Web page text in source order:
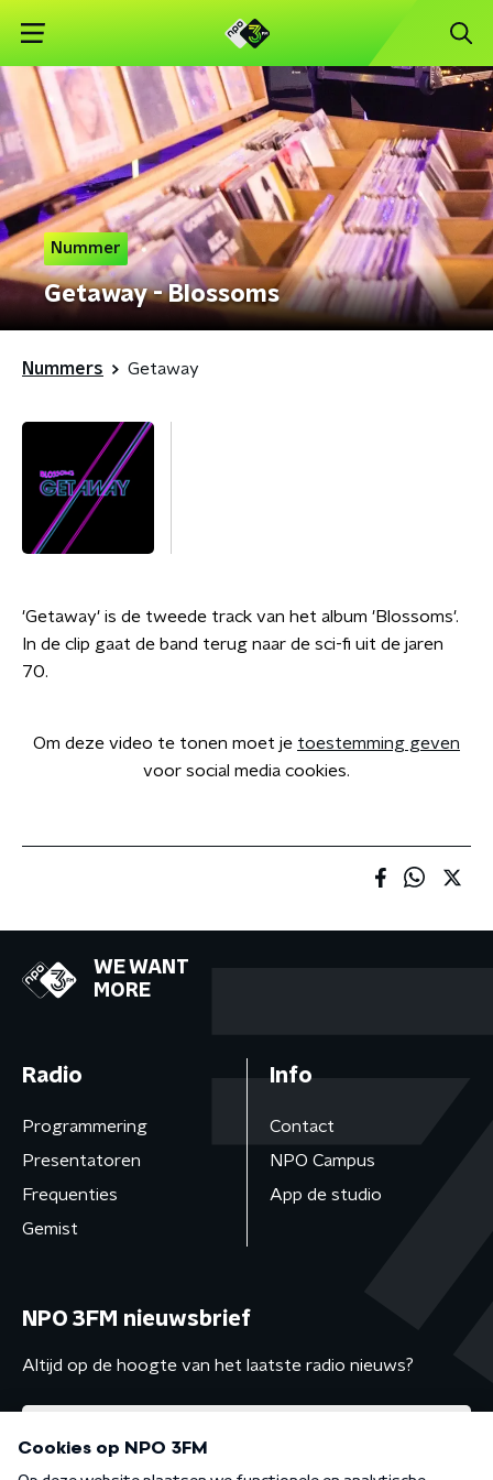
Nummer
Getaway - Blossoms
Nummers Getaway
'Getaway' is de tweede track van het album 'Blossoms'.
In de clip gaat de band terug naar de sci-fi uit de jaren
70.
Om deze video te tonen moet je toestemming geven
voor social media cookies.
WE WANT
MORE
Radio
Programmering
Presentatoren
Frequenties
Gemist
Info
Contact
NPO Campus
App de studio
NPO 3FM nieuwsbrief
Altijd op de hoogte van het laatste radio nieuws?